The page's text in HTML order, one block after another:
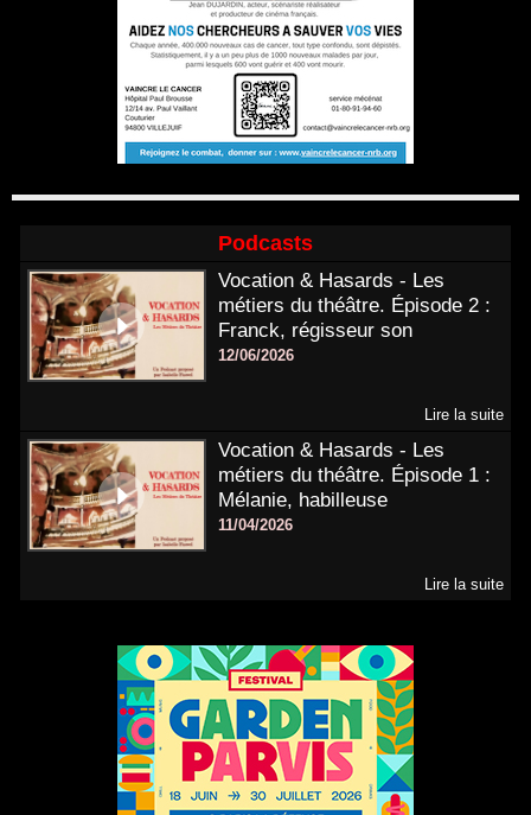
Podcasts
Vocation & Hasards - Les
métiers du théâtre. Épisode 2 :
Franck, régisseur son
12/06/2026
Lire la suite
Vocation & Hasards - Les
métiers du théâtre. Épisode 1 :
Mélanie, habilleuse
11/04/2026
Lire la suite